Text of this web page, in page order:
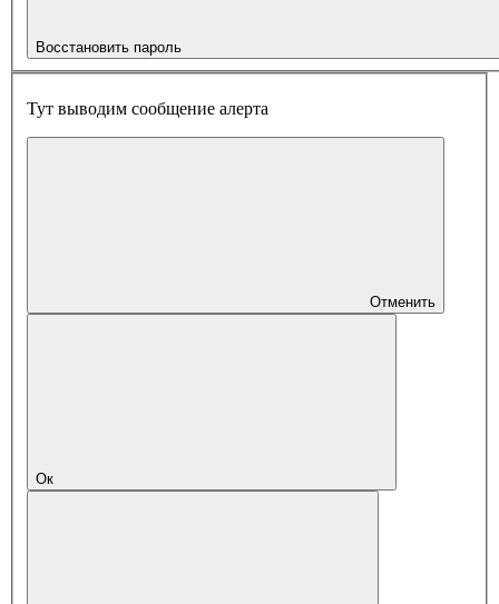
Восстановить пароль
Тут выводим сообщение алерта
Отменить
Ок